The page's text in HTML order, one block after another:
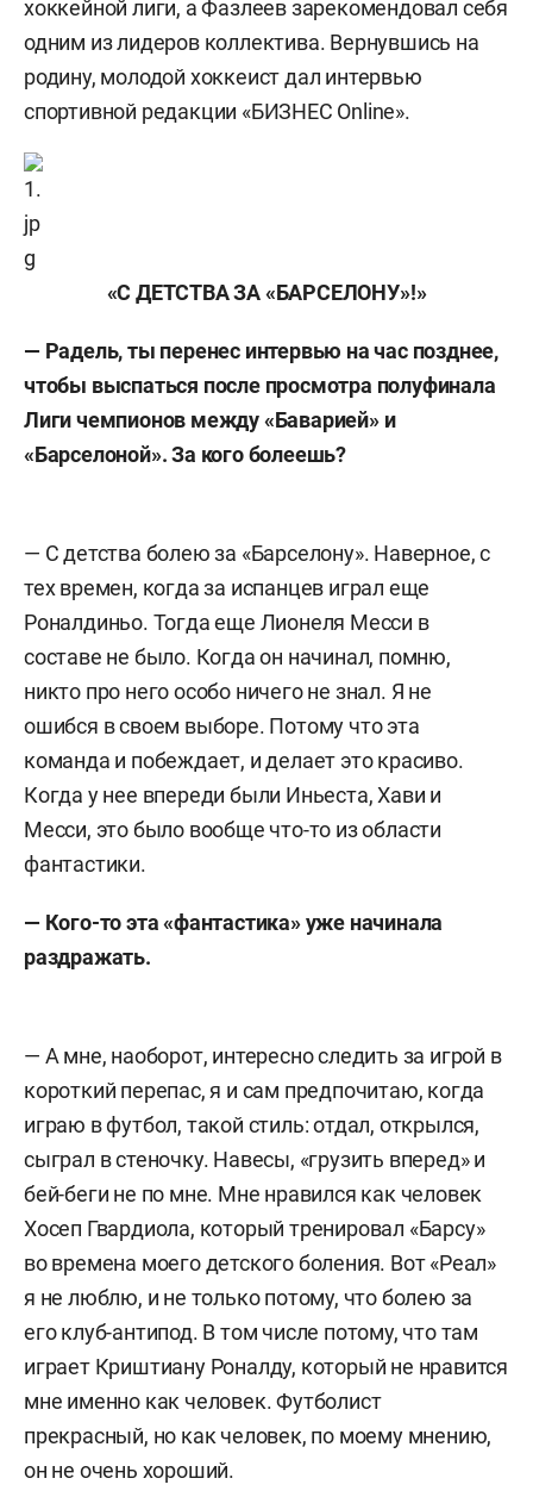
хоккейной лиги, а Фазлеев зарекомендовал себя
одним из лидеров коллектива. Вернувшись на
родину, молодой хоккеист дал интервью
спортивной редакции «БИЗНЕС Online».
«С ДЕТСТВА ЗА «БАРСЕЛОНУ»!»
— Радель, ты перенес интервью на час позднее,
чтобы выспаться после просмотра полуфинала
Лиги чемпионов между «Баварией» и
«Барселоной». За кого болеешь?
— С детства болею за «Барселону». Наверное, с
тех времен, когда за испанцев играл еще
Роналдиньо. Тогда еще Лионеля Месси в
составе не было. Когда он начинал, помню,
никто про него особо ничего не знал. Я не
ошибся в своем выборе. Потому что эта
команда и побеждает, и делает это красиво.
Когда у нее впереди были Иньеста, Хави и
Месси, это было вообще что-то из области
фантастики.
— Кого-то эта «фантастика» уже начинала
раздражать.
— А мне, наоборот, интересно следить за игрой в
короткий перепас, я и сам предпочитаю, когда
играю в футбол, такой стиль: отдал, открылся,
сыграл в стеночку. Навесы, «грузить вперед» и
бей-беги не по мне. Мне нравился как человек
Хосеп Гвардиола, который тренировал «Барсу»
во времена моего детского боления. Вот «Реал»
я не люблю, и не только потому, что болею за
его клуб-антипод. В том числе потому, что там
играет Криштиану Роналду, который не нравится
мне именно как человек. Футболист
прекрасный, но как человек, по моему мнению,
он не очень хороший.